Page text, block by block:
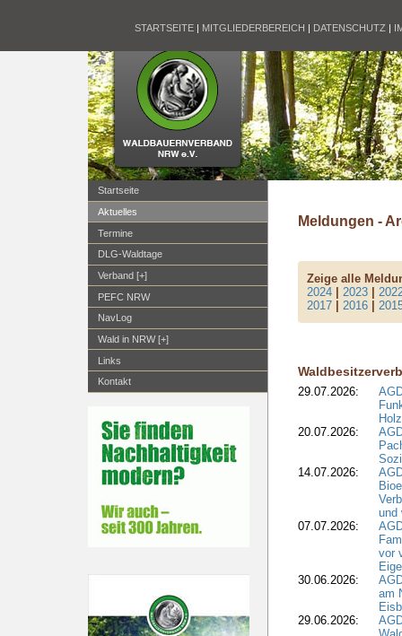
STARTSEITE | MITGLIEDERBEREICH | DATENSCHUTZ |
Startseite
Aktuelles
Termine
DLG-Waldtage
Verband [+]
PEFC NRW
NavLog
Wald in NRW [+]
Links
Kontakt
Meldungen -
Zeige alle
2024 | 2023 |
2017 | 2016 |
29.07.2026:
20.07.2026:
14.07.2026:
und
07.07.2026:
vor
30.06.2026:
am
29.06.2026: